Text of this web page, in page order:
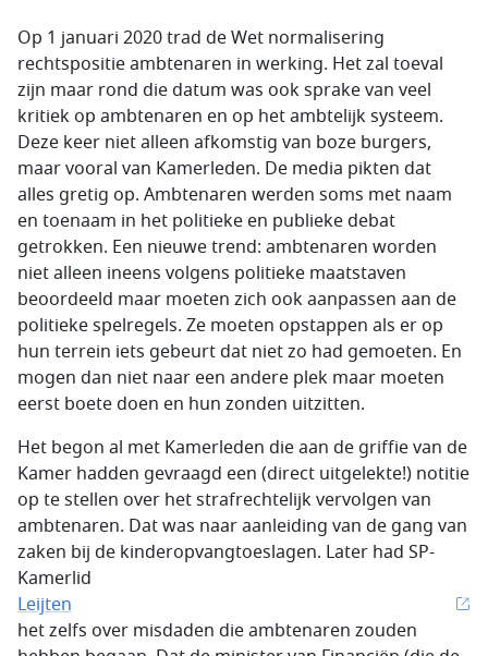
Op 1 januari 2020 trad de Wet normalisering
rechtspositie ambtenaren in werking. Het zal toeval
zijn maar rond die datum was ook sprake van veel
kritiek op ambtenaren en op het ambtelijk systeem.
Deze keer niet alleen afkomstig van boze burgers,
maar vooral van Kamerleden. De media pikten dat
alles gretig op. Ambtenaren werden soms met naam
en toenaam in het politieke en publieke debat
getrokken. Een nieuwe trend: ambtenaren worden
niet alleen ineens volgens politieke maatstaven
beoordeeld maar moeten zich ook aanpassen aan de
politieke spelregels. Ze moeten opstappen als er op
hun terrein iets gebeurt dat niet zo had gemoeten. En
mogen dan niet naar een andere plek maar moeten
eerst boete doen en hun zonden uitzitten.
Het begon al met Kamerleden die aan de griffie van de
Kamer hadden gevraagd een (direct uitgelekte!) notitie
op te stellen over het strafrechtelijk vervolgen van
ambtenaren. Dat was naar aanleiding van de gang van
zaken bij de kinderopvangtoeslagen. Later had SP-
Kamerlid
Leijten
het zelfs over misdaden die ambtenaren zouden